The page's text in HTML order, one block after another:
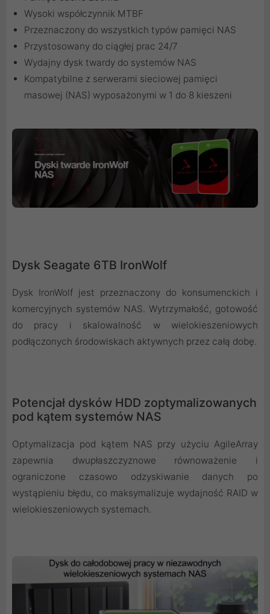
Wysoki współczynnik MTBF
Przeznaczony do wszystkich typów pamięci NAS
Przystosowany do ciągłej prac 24/7
Wydajny dysk twardy do systemów NAS
Kompatybilne z serwerami sieciowej pamięci
masowej (NAS) wyposażonymi w 1 do 8 kieszeni
Dysk Seagate 6TB IronWolf
Dysk IronWolf jest przeznaczony do konsumenckich i
komercyjnych systemów NAS. Wytrzymałość, gotowość
do pracy i skalowalność w wielokieszeniowych
podłączonych środowiskach aktywnych przez całą dobę.
Potencjał dysków HDD zoptymalizowanych
pod kątem systemów NAS
Optymalizacja pod kątem NAS przy użyciu AgileArray
zapewnia dwupłaszczyznowe równoważenie i
ograniczone czasowo odzyskiwanie danych po
wystąpieniu błędu, co maksymalizuje wydajność RAID w
wielokieszeniowych systemach.